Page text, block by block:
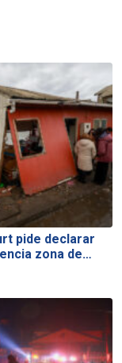
pide declarar
zona de…